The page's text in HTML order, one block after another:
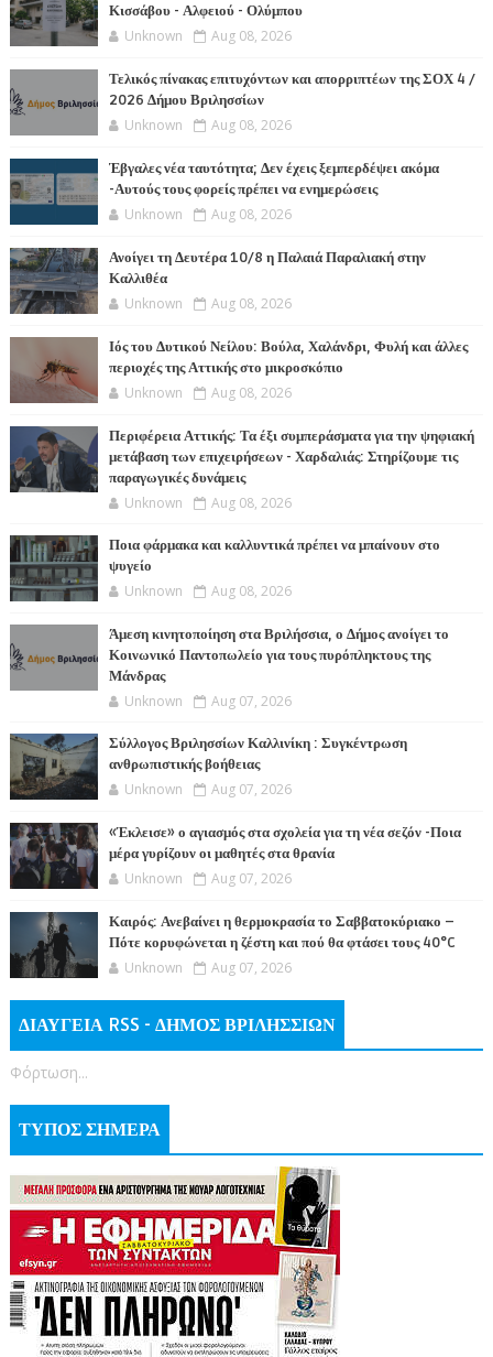
Κισσάβου - Αλφειού - Ολύμπου
Unknown Aug 08, 2026
Τελικός πίνακας επιτυχόντων και απορριπτέων της ΣΟΧ 4 /
2026 Δήμου Βριλησσίων
Unknown Aug 08, 2026
Έβγαλες νέα ταυτότητα; Δεν έχεις ξεμπερδέψει ακόμα
-Αυτούς τους φορείς πρέπει να ενημερώσεις
Unknown Aug 08, 2026
Ανοίγει τη Δευτέρα 10/8 η Παλαιά Παραλιακή στην
Καλλιθέα
Unknown Aug 08, 2026
Ιός του Δυτικού Νείλου: Βούλα, Χαλάνδρι, Φυλή και άλλες
περιοχές της Αττικής στο μικροσκόπιο
Unknown Aug 08, 2026
Περιφέρεια Αττικής: Τα έξι συμπεράσματα για την ψηφιακή
μετάβαση των επιχειρήσεων - Χαρδαλιάς: Στηρίζουμε τις
παραγωγικές δυνάμεις
Unknown Aug 08, 2026
Ποια φάρμακα και καλλυντικά πρέπει να μπαίνουν στο
ψυγείο
Unknown Aug 08, 2026
Άμεση κινητοποίηση στα Βριλήσσια, ο Δήμος ανοίγει το
Κοινωνικό Παντοπωλείο για τους πυρόπληκτους της
Μάνδρας
Unknown Aug 07, 2026
Σύλλογος Βριλησσίων Καλλινίκη : Συγκέντρωση
ανθρωπιστικής βοήθειας
Unknown Aug 07, 2026
«Έκλεισε» ο αγιασμός στα σχολεία για τη νέα σεζόν -Ποια
μέρα γυρίζουν οι μαθητές στα θρανία
Unknown Aug 07, 2026
Καιρός: Ανεβαίνει η θερμοκρασία το Σαββατοκύριακο –
Πότε κορυφώνεται η ζέστη και πού θα φτάσει τους 40°C
Unknown Aug 07, 2026
ΔΙΑΥΓΕΙΑ RSS - ΔΗΜΟΣ ΒΡΙΛΗΣΣΙΩΝ
Φόρτωση...
ΤΥΠΟΣ ΣΗΜΕΡΑ